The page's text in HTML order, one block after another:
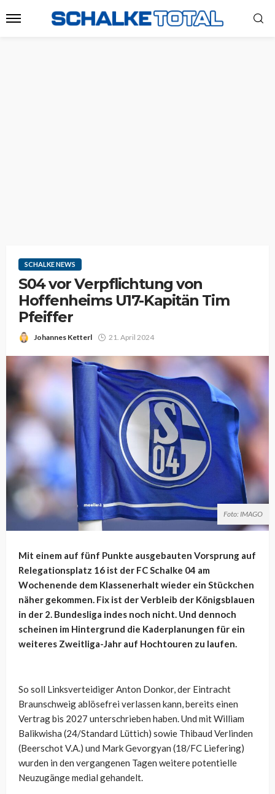
SCHALKE NEWS
S04 vor Verpflichtung von
Hoffenheims U17-Kapitän Tim
Pfeiffer
Johannes Ketterl 21. April 2024
Foto: IMAGO
Mit einem auf fünf Punkte ausgebauten Vorsprung auf
Relegationsplatz 16 ist der FC Schalke 04 am
Wochenende dem Klassenerhalt wieder ein Stückchen
näher gekommen. Fix ist der Verbleib der Königsblauen
in der 2. Bundesliga indes noch nicht. Und dennoch
scheinen im Hintergrund die Kaderplanungen für ein
weiteres Zweitliga-Jahr auf Hochtouren zu laufen.
So soll Linksverteidiger Anton Donkor, der Eintracht
Braunschweig ablösefrei verlassen kann, bereits einen
Vertrag bis 2027 unterschrieben haben. Und mit William
Balikwisha (24/Standard Lüttich) sowie Thibaud Verlinden
(Beerschot V.A.) und Mark Gevorgyan (18/FC Liefering)
wurden in den vergangenen Tagen weitere potentielle
Neuzugänge medial gehandelt.